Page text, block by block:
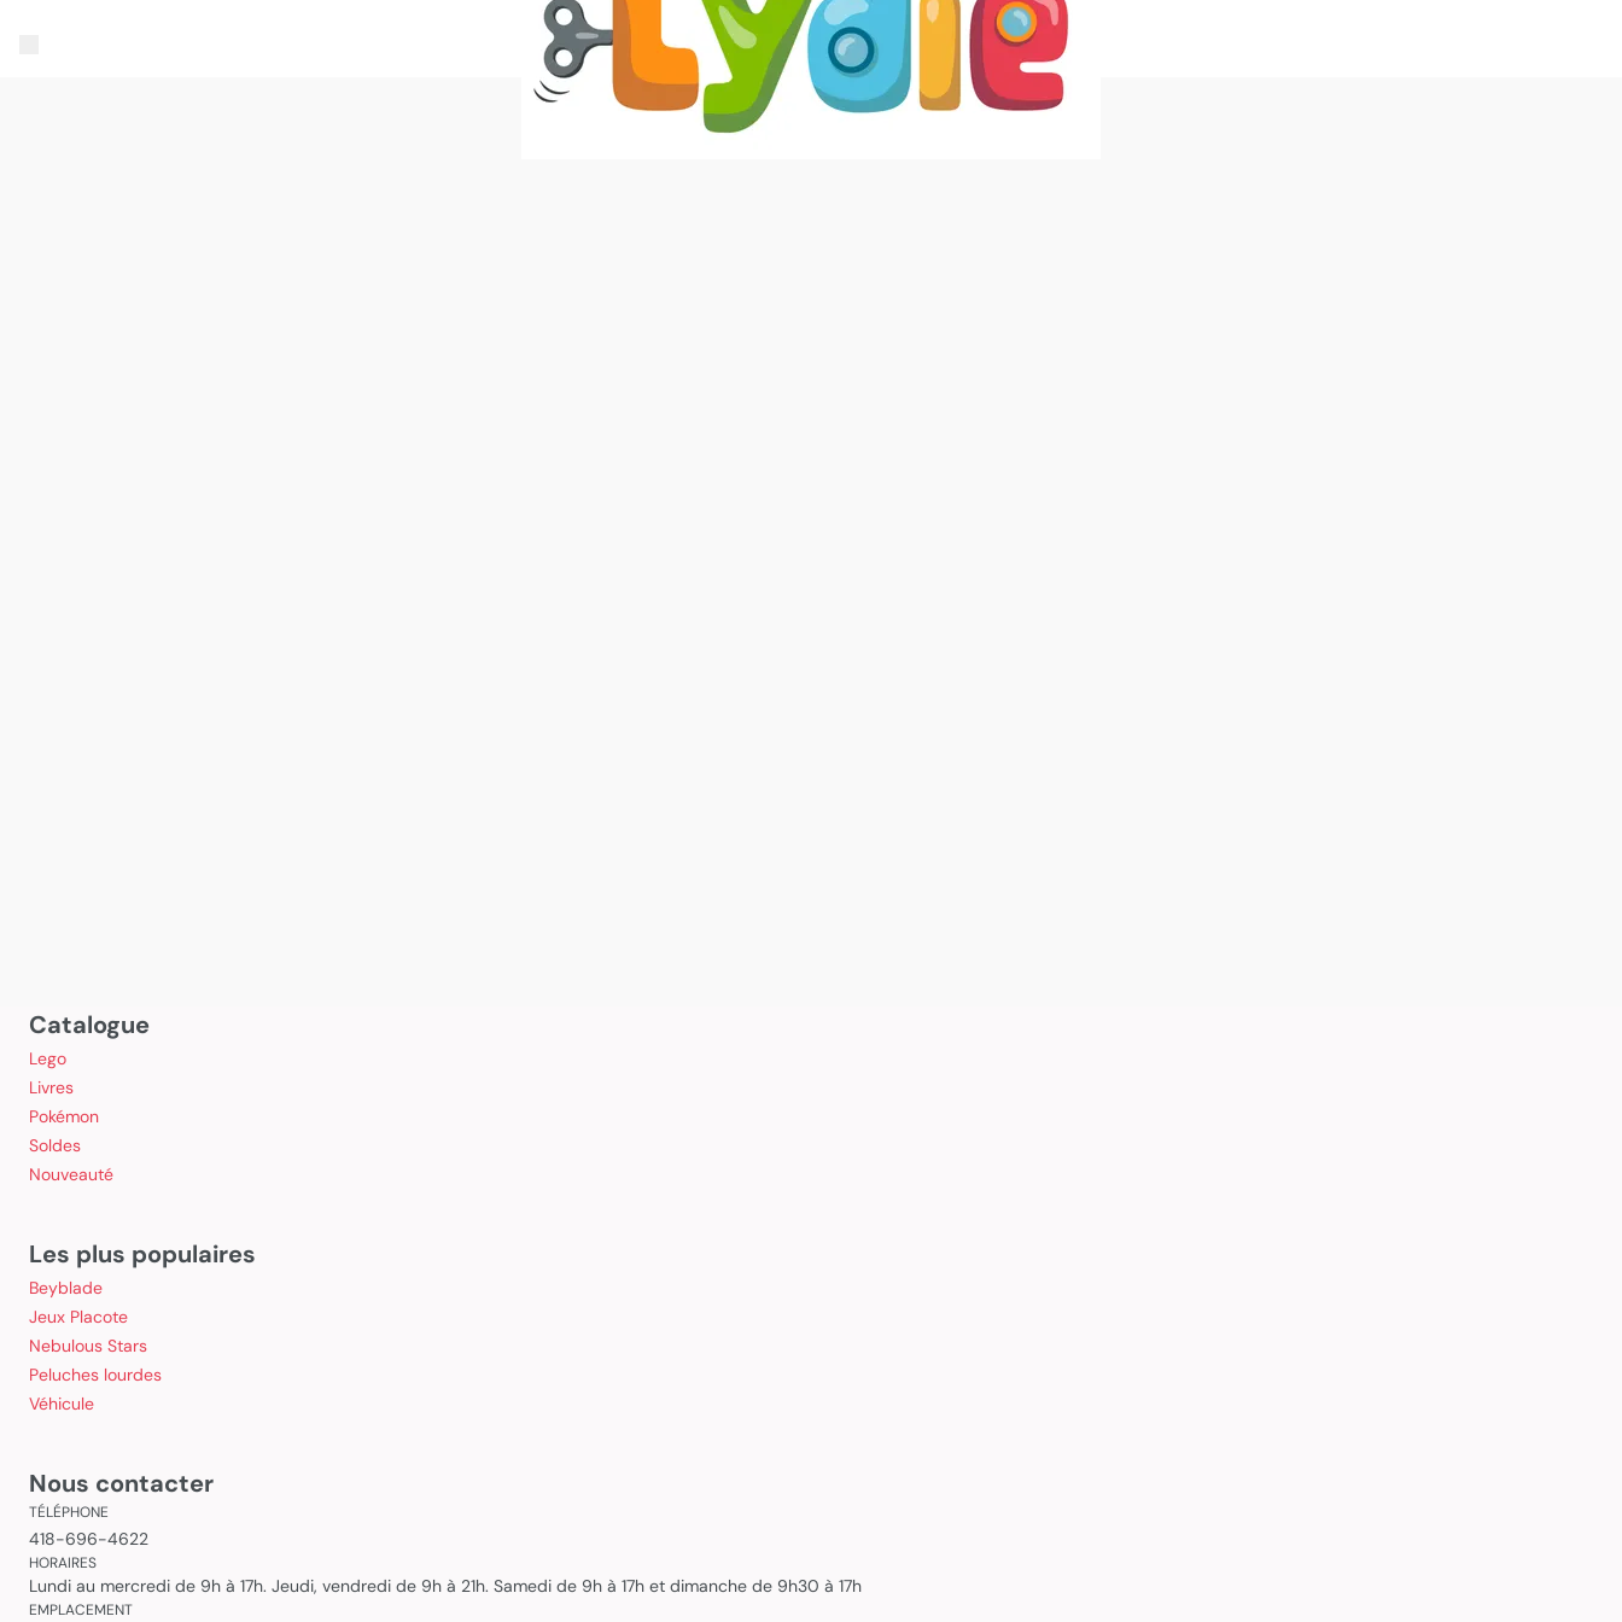
Catalogue
Lego
Livres
Pokémon
Soldes
Nouveauté
Les plus populaires
Beyblade
Jeux Placote
Nebulous Stars
Peluches lourdes
Véhicule
Nous contacter
TÉLÉPHONE
418-696-4622
HORAIRES
Lundi au mercredi de 9h à 17h. Jeudi, vendredi de 9h à 21h. Samedi de 9h à 17h et dimanche de 9h30 à 17h
EMPLACEMENT